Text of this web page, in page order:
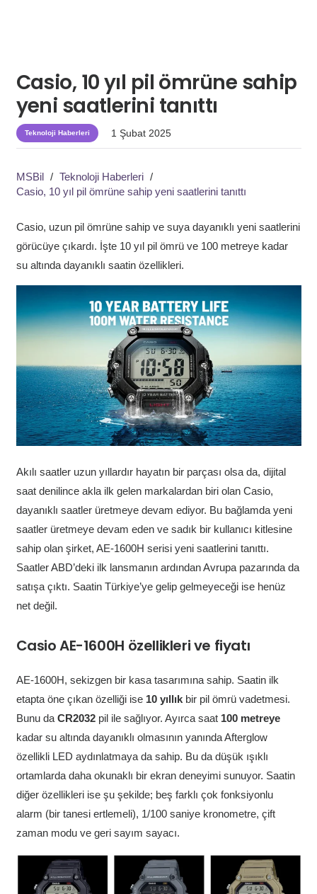
Casio, 10 yıl pil ömrüne sahip
yeni saatlerini tanıttı
Teknoloji Haberleri 1 Şubat 2025
MSBil / Teknoloji Haberleri /
Casio, 10 yıl pil ömrüne sahip yeni saatlerini tanıttı
Casio, uzun pil ömrüne sahip ve suya dayanıklı yeni saatlerini
görücüye çıkardı. İşte 10 yıl pil ömrü ve 100 metreye kadar
su altında dayanıklı saatin özellikleri.
Akılı saatler uzun yıllardır hayatın bir parçası olsa da, dijital
saat denilince akla ilk gelen markalardan biri olan Casio,
dayanıklı saatler üretmeye devam ediyor. Bu bağlamda yeni
saatler üretmeye devam eden ve sadık bir kullanıcı kitlesine
sahip olan şirket, AE-1600H serisi yeni saatlerini tanıttı.
Saatler ABD’deki ilk lansmanın ardından Avrupa pazarında da
satışa çıktı. Saatin Türkiye’ye gelip gelmeyeceği ise henüz
net değil.
Casio AE-1600H özellikleri ve fiyatı
AE-1600H, sekizgen bir kasa tasarımına sahip. Saatin ilk
etapta öne çıkan özelliği ise 10 yıllıkbir pil ömrü vadetmesi.
Bunu da CR2032pil ile sağlıyor. Ayırca saat 100 metreye
kadar su altında dayanıklı olmasının yanında Afterglow
özellikli LED aydınlatmaya da sahip. Bu da düşük ışıklı
ortamlarda daha okunaklı bir ekran deneyimi sunuyor. Saatin
diğer özellikleri ise şu şekilde; beş farklı çok fonksiyonlu
alarm (bir tanesi ertlemeli), 1/100 saniye kronometre, çift
zaman modu ve geri sayım sayacı.